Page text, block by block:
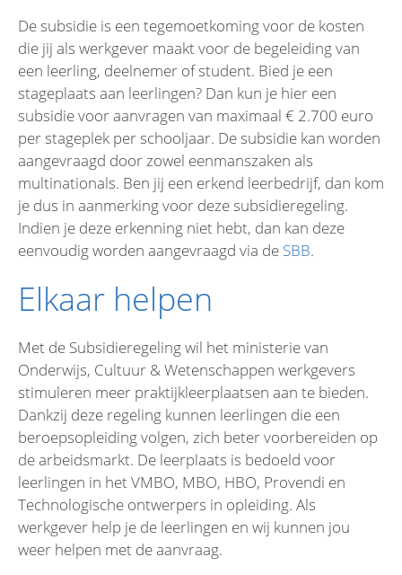
De subsidie is een tegemoetkoming voor de kosten
die jij als werkgever maakt voor de begeleiding van
een leerling, deelnemer of student. Bied je een
stageplaats aan leerlingen? Dan kun je hier een
subsidie voor aanvragen van maximaal € 2.700 euro
per stageplek per schooljaar. De subsidie kan worden
aangevraagd door zowel eenmanszaken als
multinationals. Ben jij een erkend leerbedrijf, dan kom
je dus in aanmerking voor deze subsidieregeling.
Indien je deze erkenning niet hebt, dan kan deze
eenvoudig worden aangevraagd via de SBB.
Elkaar helpen
Met de Subsidieregeling wil het ministerie van
Onderwijs, Cultuur & Wetenschappen werkgevers
stimuleren meer praktijkleerplaatsen aan te bieden.
Dankzij deze regeling kunnen leerlingen die een
beroepsopleiding volgen, zich beter voorbereiden op
de arbeidsmarkt. De leerplaats is bedoeld voor
leerlingen in het VMBO, MBO, HBO, Provendi en
Technologische ontwerpers in opleiding. Als
werkgever help je de leerlingen en wij kunnen jou
weer helpen met de aanvraag.